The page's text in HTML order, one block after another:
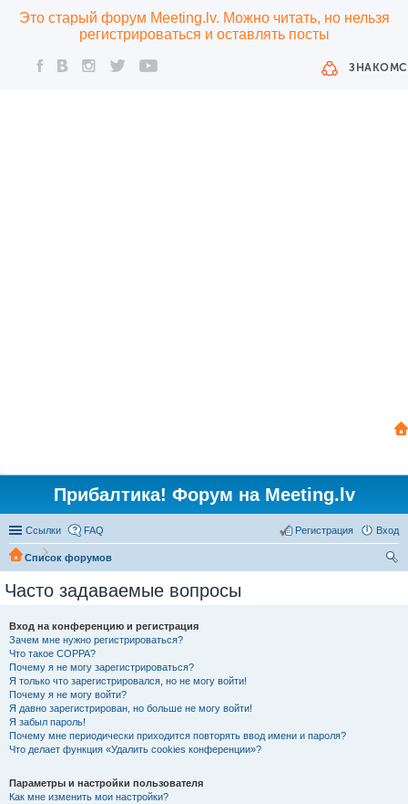
Это старый форум Meeting.lv. Можно читать, но нельзя
регистрироваться и оставлять посты
Прибалтика! Форум на Meeting.lv
Ссылки FAQ Вход
Регистрация
Список форумов
Часто задаваемые вопросы
Вход на конференцию и регистрация
Зачем мне нужно регистрироваться?
Что такое COPPA?
Почему я не могу зарегистрироваться?
Я только что зарегистрировался, но не могу войти!
Почему я не могу войти?
Я давно зарегистрирован, но больше не могу войти!
Я забыл пароль!
Почему мне периодически приходится повторять ввод имени и пароля?
Что делает функция «Удалить cookies конференции»?
Параметры и настройки пользователя
Как мне изменить мои настройки?